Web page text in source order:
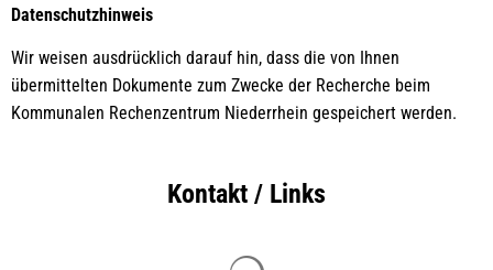
Datenschutzhinweis
Wir weisen ausdrücklich darauf hin, dass die von Ihnen
übermittelten Dokumente zum Zwecke der Recherche beim
Kommunalen Rechenzentrum Niederrhein gespeichert werden.
Kontakt / Links